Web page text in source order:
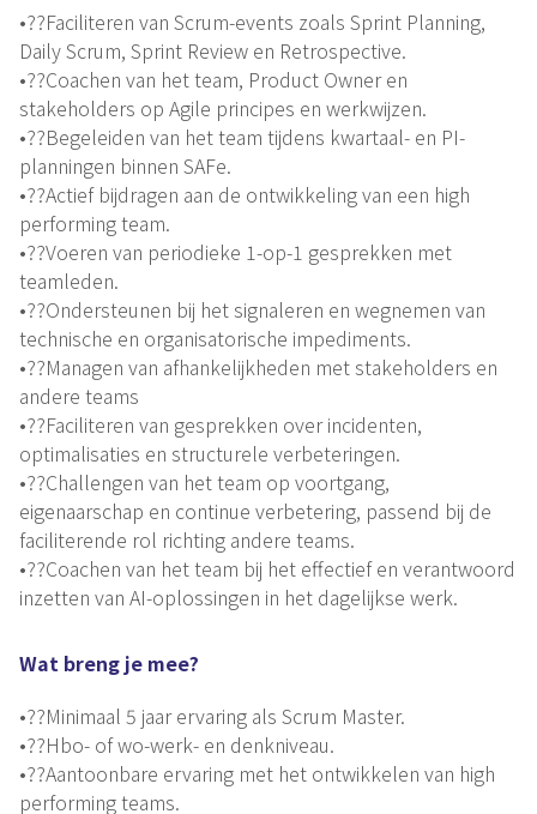
•??Faciliteren van Scrum-events zoals Sprint Planning,
Daily Scrum, Sprint Review en Retrospective.
•??Coachen van het team, Product Owner en
stakeholders op Agile principes en werkwijzen.
•??Begeleiden van het team tijdens kwartaal- en PI-
planningen binnen SAFe.
•??Actief bijdragen aan de ontwikkeling van een high
performing team.
•??Voeren van periodieke 1-op-1 gesprekken met
teamleden.
•??Ondersteunen bij het signaleren en wegnemen van
technische en organisatorische impediments.
•??Managen van afhankelijkheden met stakeholders en
andere teams
•??Faciliteren van gesprekken over incidenten,
optimalisaties en structurele verbeteringen.
•??Challengen van het team op voortgang,
eigenaarschap en continue verbetering, passend bij de
faciliterende rol richting andere teams.
•??Coachen van het team bij het effectief en verantwoord
inzetten van AI-oplossingen in het dagelijkse werk.
Wat breng je mee?
•??Minimaal 5 jaar ervaring als Scrum Master.
•??Hbo- of wo-werk- en denkniveau.
•??Aantoonbare ervaring met het ontwikkelen van high
performing teams.